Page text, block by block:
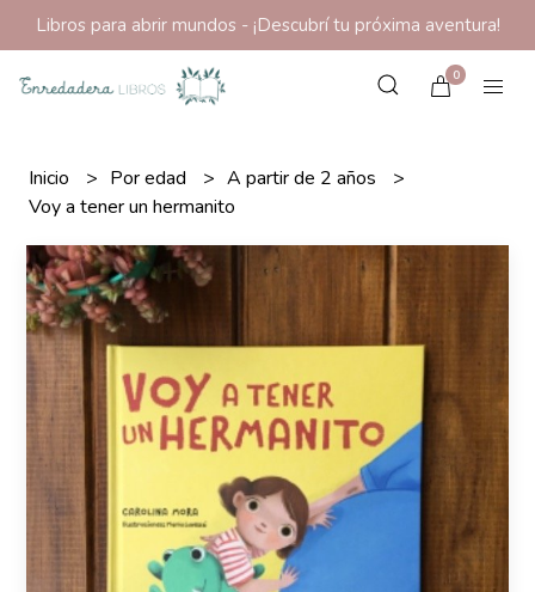
Libros para abrir mundos - ¡Descubrí tu próxima aventura!
0
Inicio Por edad
A partir de 2 años
Voy a tener un hermanito